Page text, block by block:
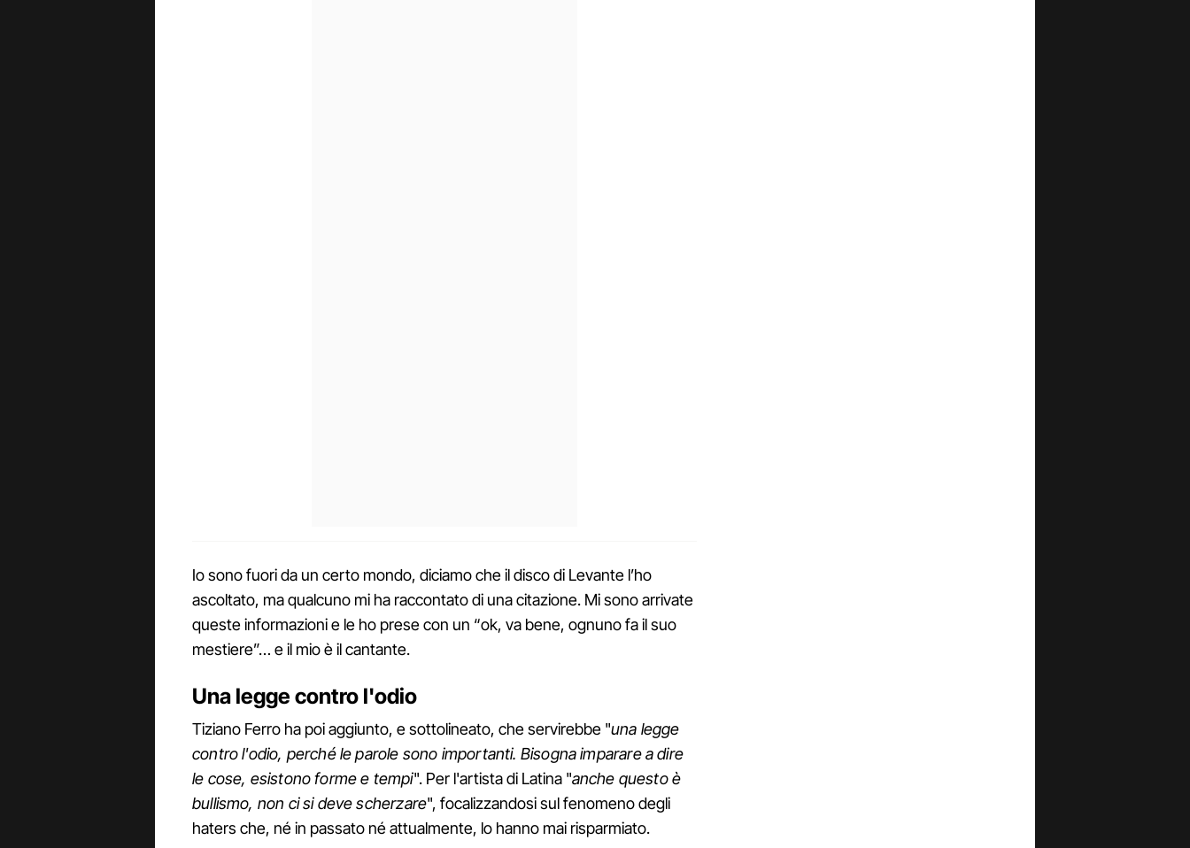
Io sono fuori da un certo mondo, diciamo che il disco di Levante l’ho
ascoltato, ma qualcuno mi ha raccontato di una citazione. Mi sono arrivate
queste informazioni e le ho prese con un “ok, va bene, ognuno fa il suo
mestiere”… e il mio è il cantante.
Una legge contro l'odio
Tiziano Ferro ha poi aggiunto, e sottolineato, che servirebbe "una legge
contro l'odio, perché le parole sono importanti. Bisogna imparare a dire
le cose, esistono forme e tempi". Per l'artista di Latina "anche questo è
bullismo, non ci si deve scherzare", focalizzandosi sul fenomeno degli
haters che, né in passato né attualmente, lo hanno mai risparmiato.